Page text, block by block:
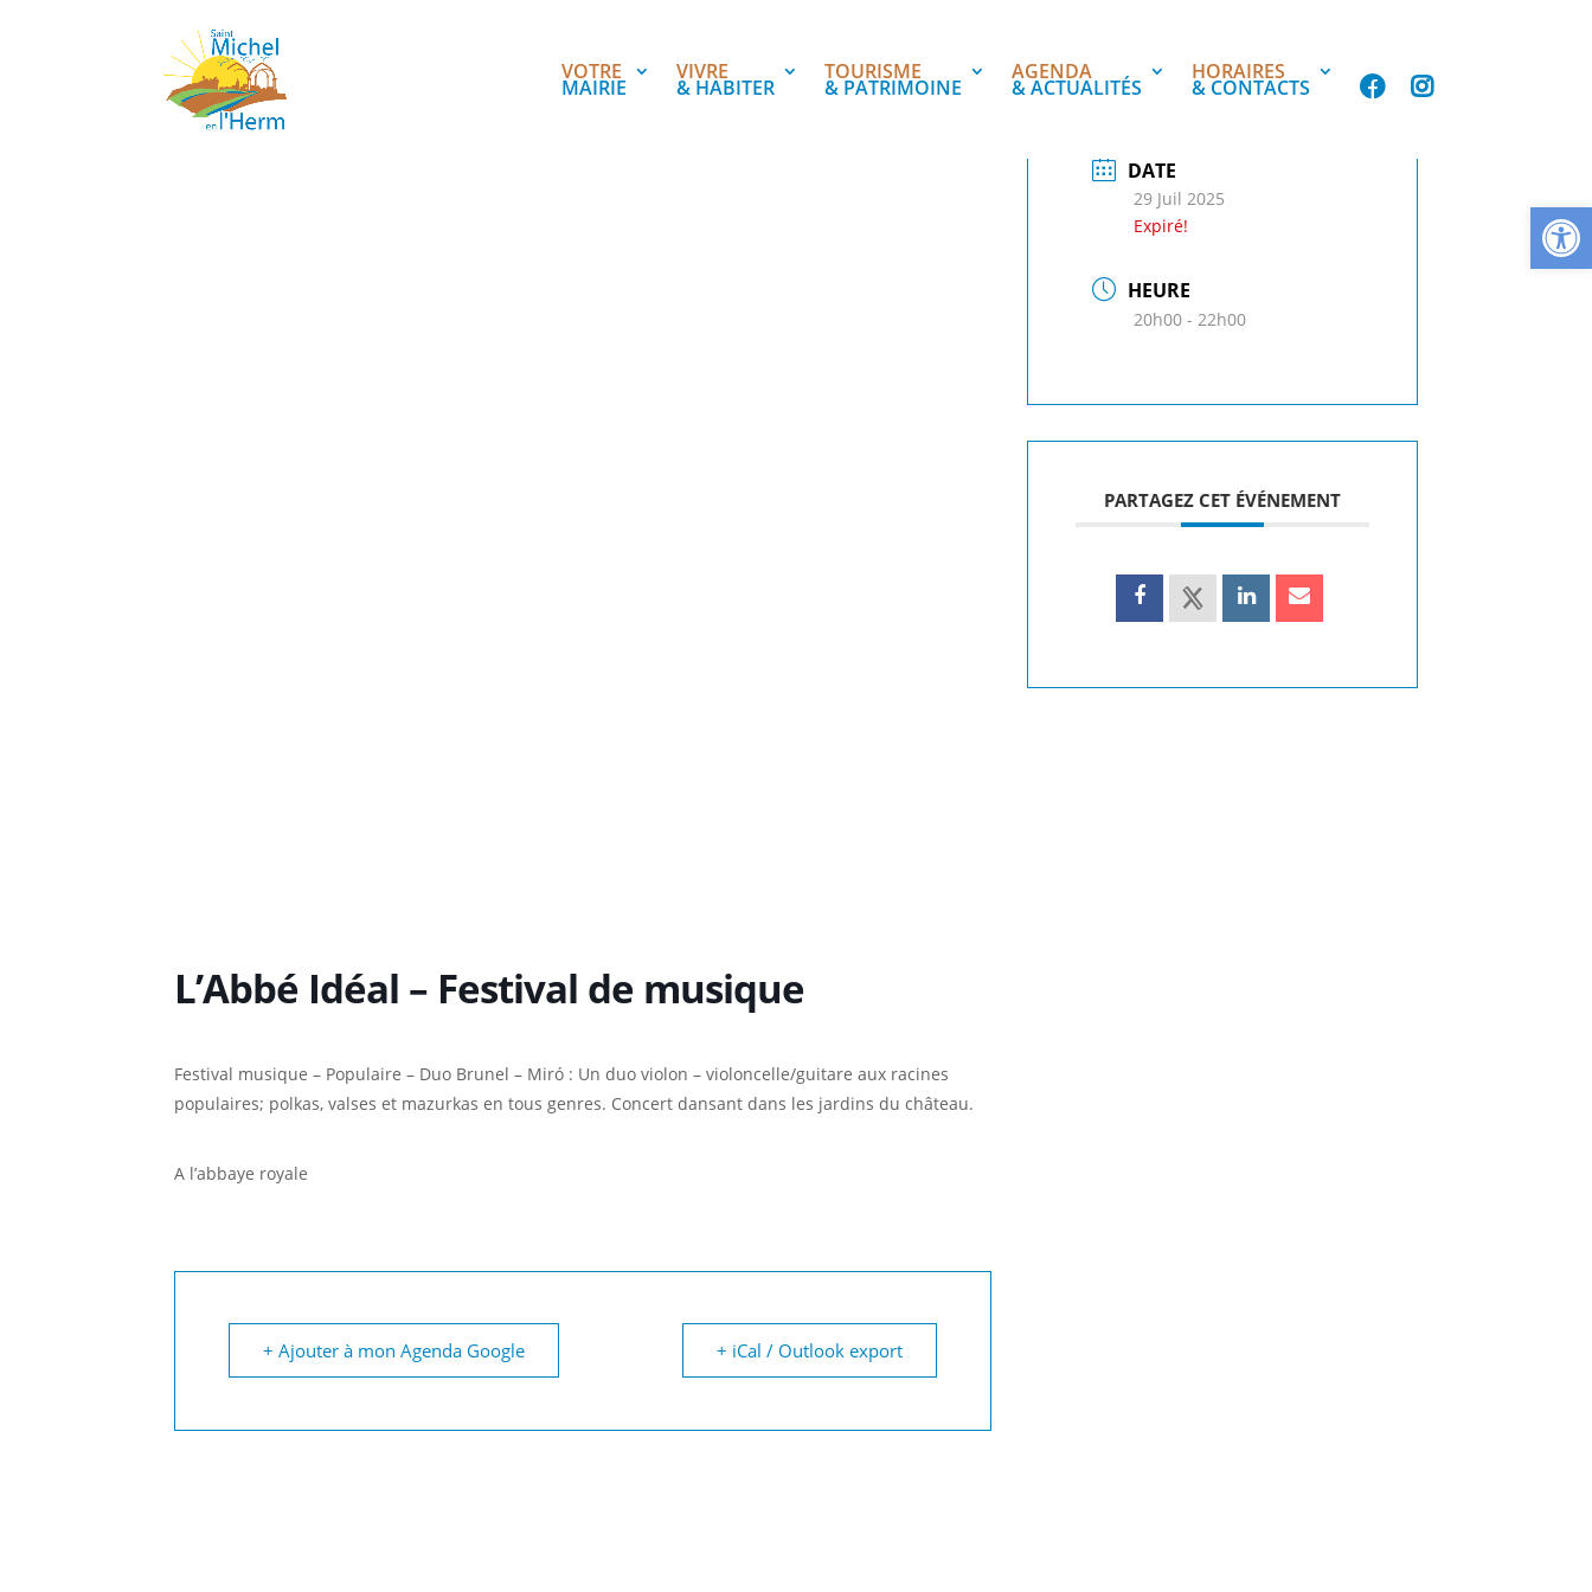
VOTRE
MAIRIE
VIVRE
& HABITER
TOURISME
& PATRIMOINE
AGENDA
& ACTUALITÉS
HORAIRES
& CONTACTS
L’Abbé Idéal – Festival de musique
Festival musique – Populaire – Duo Brunel – Miró : Un duo violon – violoncelle/guitare aux racines
populaires; polkas, valses et mazurkas en tous genres. Concert dansant dans les jardins du château.
A l’abbaye royale
+ Ajouter à mon Agenda Google + iCal / Outlook export
DATE
29 Juil 2025
Expiré!
HEURE
20h00 - 22h00
PARTAGEZ CET ÉVÉNEMENT
Ouvrir